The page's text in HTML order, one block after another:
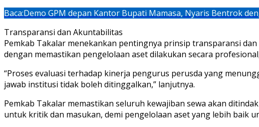
Baca:Demo GPM depan Kantor Bupati Mamasa, Nyaris Bentrok
Transparansi dan Akuntabilitas
Pemkab Takalar menekankan pentingnya prinsip transparansi
dengan memastikan pengelolaan aset dilakukan secara
“Proses evaluasi terhadap kinerja pengurus perusda yang
jawab institusi tidak boleh ditinggalkan,” lanjutnya.
Pemkab Takalar memastikan seluruh kewajiban sewa akan
untuk kritik dan masukan, demi pengelolaan aset yang lebih baik